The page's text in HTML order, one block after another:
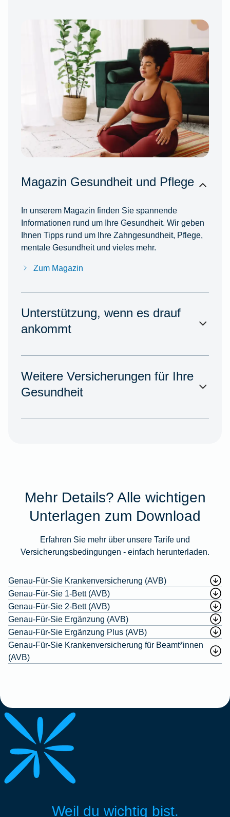
Magazin Gesundheit und Pflege
In unserem Magazin finden Sie spannende
Informationen rund um Ihre Gesundheit. Wir geben
Ihnen Tipps rund um Ihre Zahngesundheit, Pflege,
mentale Gesundheit und vieles mehr.
Zum Magazin
Unterstützung, wenn es drauf
ankommt
Weitere Versicherungen für Ihre
Gesundheit
Mehr Details? Alle wichtigen
Unterlagen zum Download
Erfahren Sie mehr über unsere Tarife und
Versicherungsbedingungen - einfach herunterladen.
Genau-Für-Sie Krankenversicherung (AVB)
Genau-Für-Sie 1-Bett (AVB)
Genau-Für-Sie 2-Bett (AVB)
Genau-Für-Sie Ergänzung (AVB)
Genau-Für-Sie Ergänzung Plus (AVB)
Genau-Für-Sie Krankenversicherung für Beamt*innen
(AVB)
Weil du wichtig bist.